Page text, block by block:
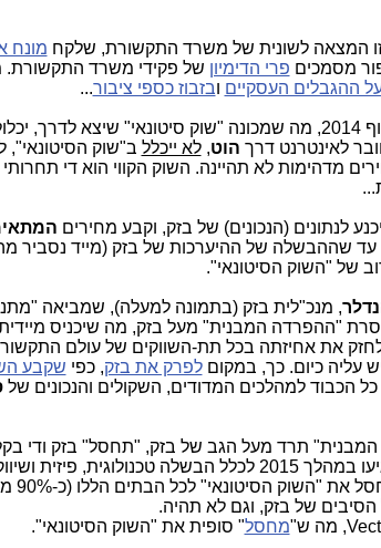
זו המצאה לשונית של משרד התקשורת, שלקח מונח
מסמכים פרי הדימיון של פקידי משרד התקשורת.
ההגבלים העסקיים ובזבוז כספי ציבור...
הוט,לא ייכלל ב"שוק הסיטונאי",
מדהימות לא תהיינה. השוק הקווי הוא די תחרותי
לנתונים (הנכונים) של בזק, וקבע מחירים
שההבשלה של ההיערכות של בזק (מייד נסביר
של "השוק הסיטונאי".
, מנכ"לית בזק (בתמונה למעלה), שמביאה
"ההפרדה המבנית" מעל בזק, מה שיכניס
את אחיזתה בכל תת-השווקים של עולם
עליה כיום. כך, במקוםלפרק את בזק, כפי שקבע
הכבוד למהלכים המדודים, השקולים והנכונים של
תרד מעל הגב של בזק, "תחסל" בזק ודי
בסיבים,
הסיבים של בזק, וגם לא תהיה.
מחסל" סופית את "השוק הסיטונאי".